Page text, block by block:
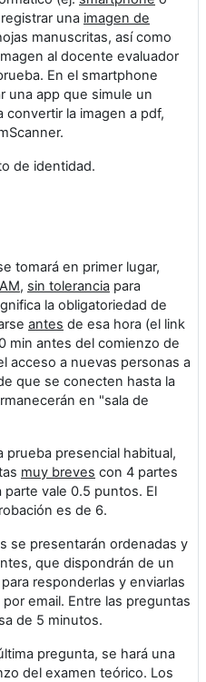
una imagen de
manuscritas, así como
al docente evaluador
En el smartphone
una app que simule un
la imagen a pdf,
identidad.
en primer lugar,
, sin tolerancia para
la obligatoriedad de
antes de esa hora (el link
min antes del comienzo de
acceso a nuevas personas a
que se conecten hasta la
en "sala de
presencial habitual,
muy breves con 4 partes
vale 0.5 puntos. El
es de 6.
ordenadas y
que dispondrán de un
para responderlas y enviarlas
email. Entre las preguntas
de 5 minutos.
pregunta, se hará una
del examen teórico. Los